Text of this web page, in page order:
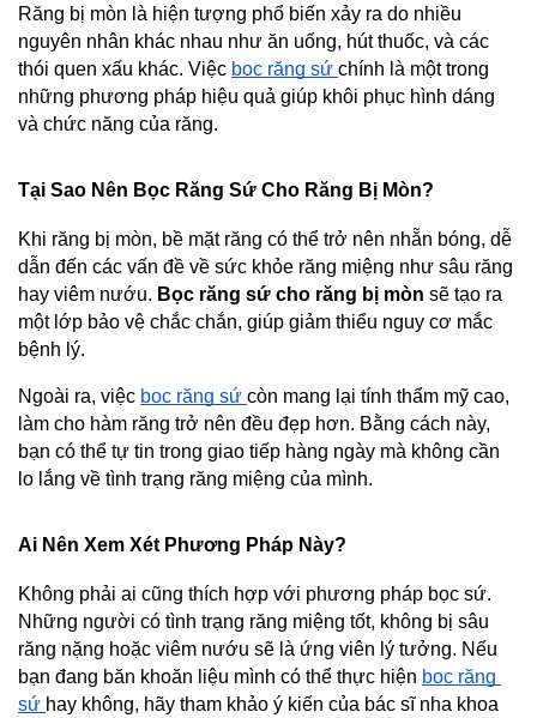
Răng bị mòn là hiện tượng phổ biến xảy ra do nhiều
nguyên nhân khác nhau như ăn uống, hút thuốc, và các
thói quen xấu khác. Việc bọc răng sứ chính là một trong
những phương pháp hiệu quả giúp khôi phục hình dáng
và chức năng của răng.
Tại Sao Nên Bọc Răng Sứ Cho Răng Bị Mòn?
Khi răng bị mòn, bề mặt răng có thể trở nên nhẵn bóng, dễ
dẫn đến các vấn đề về sức khỏe răng miệng như sâu răng
hay viêm nướu. Bọc răng sứ cho răng bị mòn sẽ tạo ra
một lớp bảo vệ chắc chắn, giúp giảm thiểu nguy cơ mắc
bệnh lý.
Ngoài ra, việc bọc răng sứ còn mang lại tính thẩm mỹ cao,
làm cho hàm răng trở nên đều đẹp hơn. Bằng cách này,
bạn có thể tự tin trong giao tiếp hàng ngày mà không cần
lo lắng về tình trạng răng miệng của mình.
Ai Nên Xem Xét Phương Pháp Này?
Không phải ai cũng thích hợp với phương pháp bọc sứ.
Những người có tình trạng răng miệng tốt, không bị sâu
răng nặng hoặc viêm nướu sẽ là ứng viên lý tưởng. Nếu
bạn đang băn khoăn liệu mình có thể thực hiện bọc răng
sứ hay không, hãy tham khảo ý kiến của bác sĩ nha khoa